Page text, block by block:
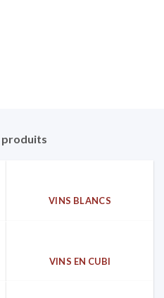
produits
VINS BLANCS
VINS EN CUBI